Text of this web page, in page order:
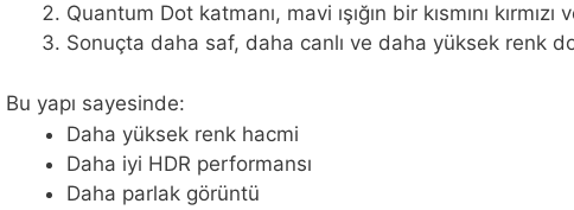
Quantum Dot katmanı, mavi ışığın bir kısmını
Sonuçta daha saf, daha canlı ve daha yüksek renk
Bu yapı sayesinde:
Daha yüksek renk hacmi
Daha iyi HDR performansı
Daha parlak görüntü